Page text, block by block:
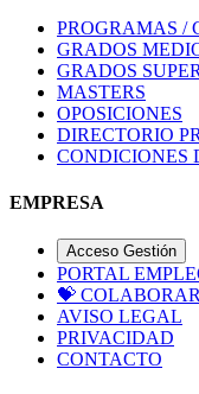
PROGRAMAS /
GRADOS
GRADOS
MASTERS
OPOSICIONES
DIRECTORIO
CONDICIONES
EMPRESA
Acceso Gestión
PORTAL
💝
AVISO LEGAL
PRIVACIDAD
CONTACTO